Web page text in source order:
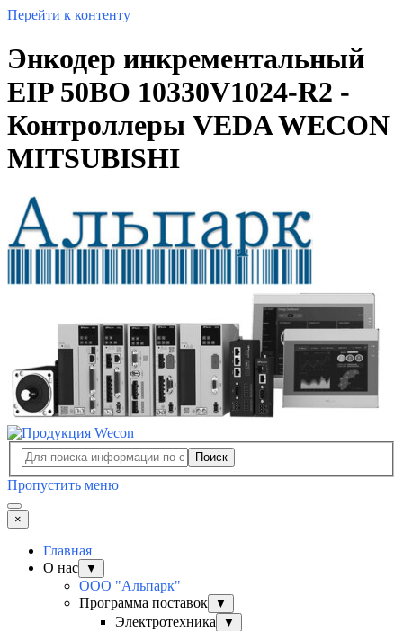
Перейти к контенту
Энкодер инкрементальный
EIP 50BO 10330V1024-R2 -
Контроллеры VEDA WECON
MITSUBISHI
Поиск
Пропустить меню
×
Главная
О нас
▼
ООО "Альпарк"
Программа поставок
▼
Электротехника ▼